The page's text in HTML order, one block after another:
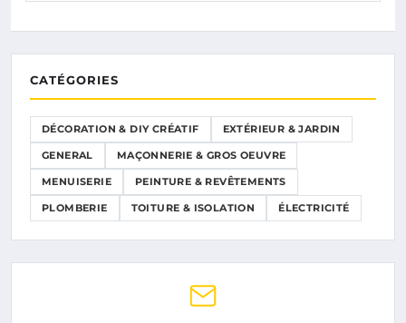
CATÉGORIES
DÉCORATION & DIY CRÉATIF EXTÉRIEUR & JARDIN
GENERAL MAÇONNERIE & GROS OEUVRE
MENUISERIE PEINTURE & REVÊTEMENTS
PLOMBERIE TOITURE & ISOLATION ÉLECTRICITÉ